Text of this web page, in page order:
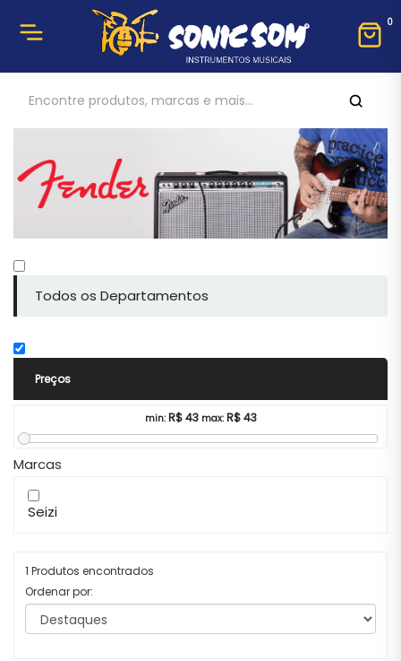
0
Todos os Departamentos
Preços
min: R$43 max: R$43
Marcas
Seizi
1 Produtos encontrados
Ordenar por: